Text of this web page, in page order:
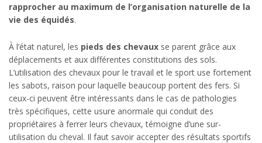
rapprocher au maximum de l’organisation naturelle de la
vie des équidés.
À l’état naturel, les pieds des chevaux se parent grâce aux
déplacements et aux différentes constitutions des sols.
L’utilisation des chevaux pour le travail et le sport use fortement
les sabots, raison pour laquelle beaucoup portent des fers. Si
ceux-ci peuvent être intéressants dans le cas de pathologies
très spécifiques, cette usure anormale qui conduit des
propriétaires à ferrer leurs chevaux, témoigne d’une sur-
utilisation du cheval. Il faut savoir accepter des résultats sportifs